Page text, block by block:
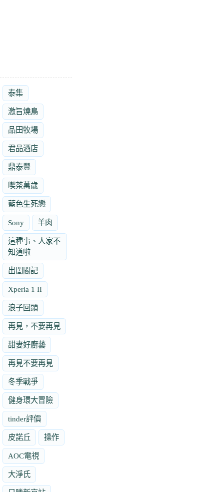
泰集
激旨燒鳥
品田牧場
君品酒店
鼎泰豐
喫茶萬歲
藍色生死戀
Sony 羊肉
這種事、人家不
知道啦
出閨閣記
Xperia 1 II
浪子回頭
再見，不要再見
甜妻好廚藝
再見不要再見
冬季戰爭
健身環大冒險
tinder評價
皮諾丘 操作
AOC電視
大淨氏